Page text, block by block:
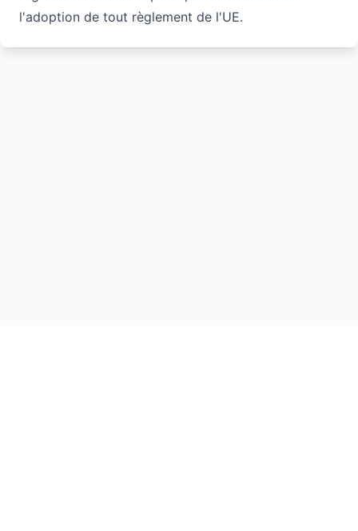
l'adoption de tout règlement de l'UE.